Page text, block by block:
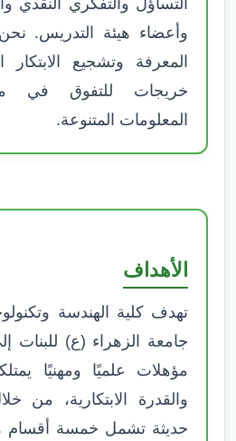
التساؤل والتفكري النقدي
وأعضاء هيئة التدريس.
المعرفة وتشجيع الابتكار
خريجات للتفوق في
المعلومات المتنوعة.
الأهداف
تهدف كلية الهندسة
جامعة الزهراء (ع) للبنات
مؤهلات علميًا ومهنيًا
والقدرة الابتكارية، من
حديثة تشمل خمسة أقسام